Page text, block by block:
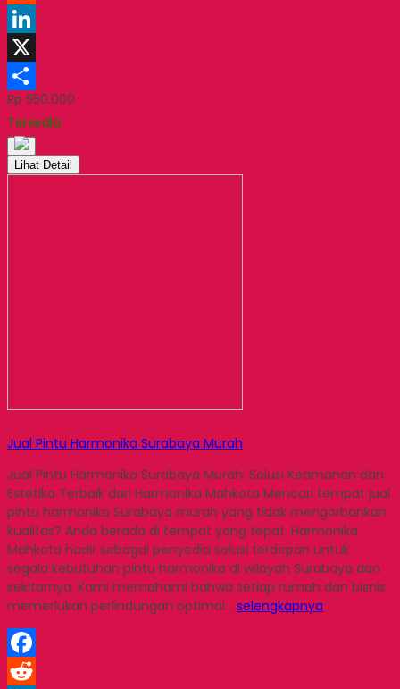
Reddit
LinkedIn
X
Share
Rp 550.000
Tersedia
Lihat Detail
Jual Pintu Harmonika Surabaya Murah
Jual Pintu Harmonika Surabaya Murah: Solusi Keamanan dan
Estetika Terbaik dari Harmonika Mahkota Mencari tempat jual
pintu harmonika Surabaya murah yang tidak mengorbankan
kualitas? Anda berada di tempat yang tepat. Harmonika
Mahkota hadir sebagai penyedia solusi terdepan untuk
segala kebutuhan pintu harmonika di wilayah Surabaya dan
sekitarnya. Kami memahami bahwa setiap rumah dan bisnis
memerlukan perlindungan optimal… selengkapnya
Facebook